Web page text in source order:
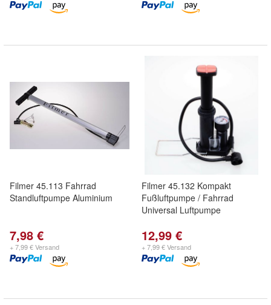
Filmer 45.113 Fahrrad
Standluftpumpe Aluminium
7,98 €
+ 7,99 € Versand
Filmer 45.132 Kompakt
Fußluftpumpe / Fahrrad
Universal Luftpumpe
12,99 €
+ 7,99 € Versand